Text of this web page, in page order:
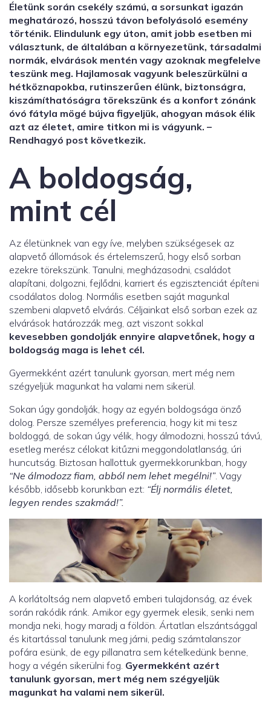
Életünk során csekély számú, a sorsunkat igazán
meghatározó, hosszú távon befolyásoló esemény
történik. Elindulunk egy úton, amit jobb esetben mi
választunk, de általában a környezetünk, társadalmi
normák, elvárások mentén vagy azoknak megfelelve
teszünk meg. Hajlamosak vagyunk beleszürkülni a
hétköznapokba, rutinszerűen élünk, biztonságra,
kiszámíthatóságra törekszünk és a konfort zónánk
óvó fátyla mögé bújva figyeljük, ahogyan mások élik
azt az életet, amire titkon mi is vágyunk. –
Rendhagyó post következik.
A boldogság,
mint cél
Az életünknek van egy íve, melyben szükségesek az
alapvető állomások és értelemszerű, hogy első sorban
ezekre törekszünk. Tanulni, megházasodni, családot
alapítani, dolgozni, fejlődni, karriert és egzisztenciát építeni
csodálatos dolog. Normális esetben saját magunkal
szembeni alapvető elvárás. Céljainkat első sorban ezek az
elvárások határozzák meg, azt viszont sokkal
kevesebben gondolják ennyire alapvetőnek, hogy a
boldogság maga is lehet cél.
Gyermekként azért tanulunk gyorsan, mert még nem
szégyeljük magunkat ha valami nem sikerül.
Sokan úgy gondolják, hogy az egyén boldogsága önző
dolog. Persze személyes preferencia, hogy kit mi tesz
boldoggá, de sokan úgy vélik, hogy álmodozni, hosszú távú,
esetleg merész célokat kitűzni meggondolatlanság, úri
huncutság. Biztosan hallottuk gyermekkorunkban, hogy
“Ne álmodozz fiam, abból nem lehet megélni!”. Vagy
később, idősebb korunkban ezt: “Élj normális életet,
legyen rendes szakmád!”.
A korlátoltság nem alapvető emberi tulajdonság, az évek
során rakódik ránk. Amikor egy gyermek elesik, senki nem
mondja neki, hogy maradj a földön. Ártatlan elszántsággal
és kitartással tanulunk meg járni, pedig számtalanszor
pofára esünk, de egy pillanatra sem kételkedünk benne,
hogy a végén sikerülni fog. Gyermekként azért
tanulunk gyorsan, mert még nem szégyeljük
magunkat ha valami nem sikerül.